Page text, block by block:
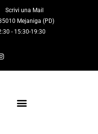
Scrivi una Mail
Mejaniga (PD)
- 15:30-19:30